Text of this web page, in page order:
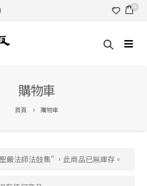
0
購物車
首頁 購物車
嚴法師法鼓集" ，此商品已無庫存。